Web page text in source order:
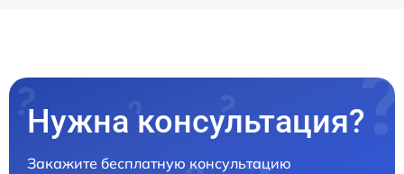
Нужна консультация?
Закажите бесплатную консультацию